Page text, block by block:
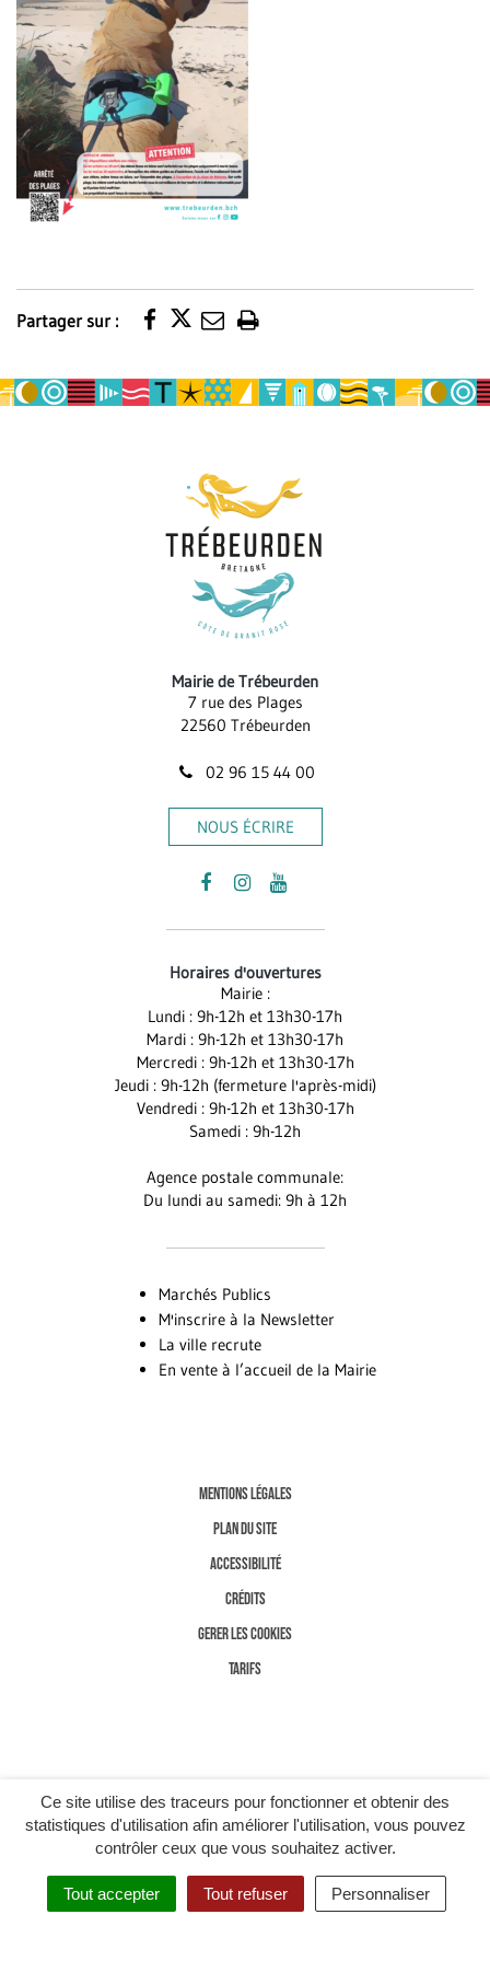
Ce site utilise des traceurs pour fonctionner et obtenir des
statistiques d'utilisation afin améliorer l'utilisation, vous pouvez
contrôler ceux que vous souhaitez activer.
Tout accepter Tout refuser Personnaliser
Partager sur :
Imprimer
page
Mairie de Trébeurden
7 rue des Plages
22560 Trébeurden
02 96 15 44 00
NOUS ÉCRIRE
Lien
compte
Facebook
Lien
compte
Instagram
Lien
chaîne
Youtube
Horaires d'ouvertures
Mairie :
Lundi : 9h-12h et 13h30-17h
Mardi : 9h-12h et 13h30-17h
Mercredi : 9h-12h et 13h30-17h
Jeudi : 9h-12h (fermeture l'après-midi)
Vendredi : 9h-12h et 13h30-17h
Samedi : 9h-12h
Agence postale communale:
Du lundi au samedi: 9h à 12h
Marchés Publics
M'inscrire à la Newsletter
La ville recrute
En vente à l’accueil de la Mairie
MENTIONS LÉGALES
PLAN DU SITE
ACCESSIBILITÉ
CRÉDITS
GERER LES COOKIES
TARIFS